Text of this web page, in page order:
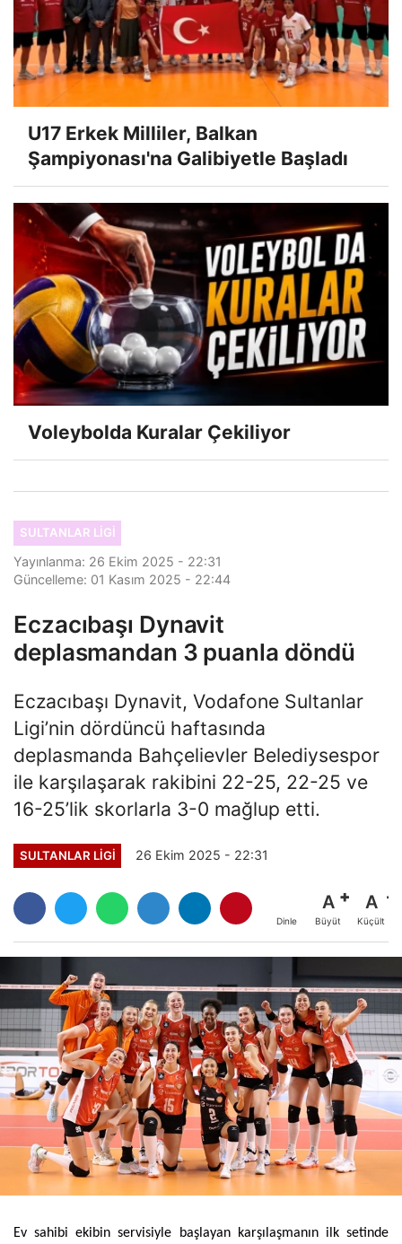
U17 Erkek Milliler, Balkan
Şampiyonası'na Galibiyetle Başladı
Voleybolda Kuralar Çekiliyor
SULTANLAR LIGI
Yayınlanma: 26 Ekim 2025 - 22:31
Güncelleme: 01 Kasım 2025 - 22:44
Eczacıbaşı Dynavit
deplasmandan 3 puanla döndü
Eczacıbaşı Dynavit, Vodafone Sultanlar
Ligi’nin dördüncü haftasında
deplasmanda Bahçelievler Belediysespor
ile karşılaşarak rakibini 22-25, 22-25 ve
16-25’lik skorlarla 3-0 mağlup etti.
SULTANLAR LIGI 26 Ekim 2025 - 22:31
Dinle
A
Büyüt
A
Küçült
Ev sahibi ekibin servisiyle başlayan karşılaşmanın ilk setinde